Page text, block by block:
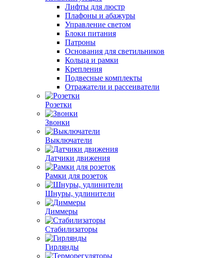
Лифты для люстр
Плафоны и абажуры
Управление светом
Блоки питания
Патроны
Основания для светильников
Кольца и рамки
Крепления
Подвесные комплекты
Отражатели и рассеиватели
Розетки
Звонки
Выключатели
Датчики движения
Рамки для розеток
Шнуры, удлинители
Диммеры
Стабилизаторы
Гирлянды